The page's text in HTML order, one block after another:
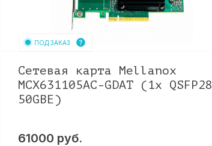
ПОД ЗАКАЗ
Сетевая карта Mellanox
MCX631105AC-GDAT (1x QSFP28
50GBE)
61000 руб.